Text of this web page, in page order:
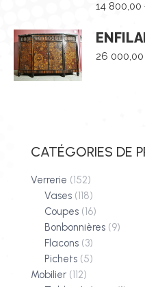
14 800,00
26 000,00
CATÉGORIES DE
Verrerie (152)
Vases (118)
Coupes (16)
Bonbonnières (9)
Flacons (3)
Pichets (5)
Mobilier (112)